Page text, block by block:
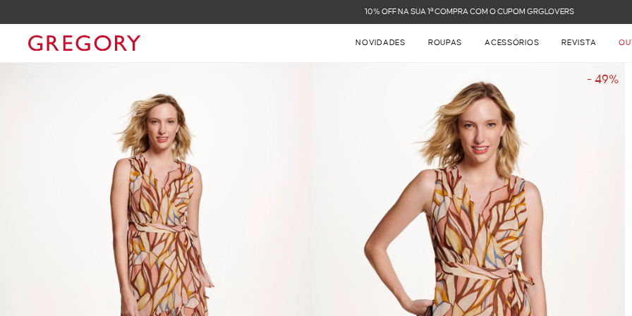
FRETE GRÁTIS NAS COMPRAS ACIMA DE R$ 899
NOVIDADES ROUPAS ACESSÓRIOS REVISTA
- 49%